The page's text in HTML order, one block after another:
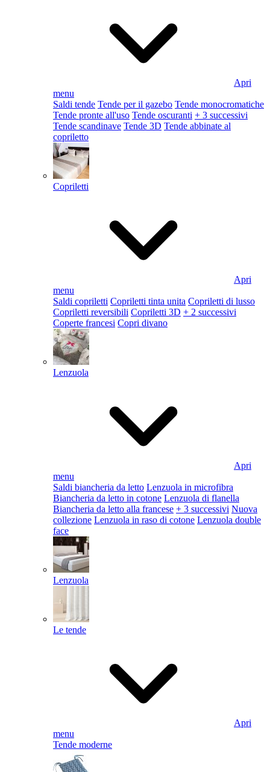
Apri
menu
Saldi tende Tende per il gazebo Tende monocromatiche
Tende pronte all'uso Tende oscuranti + 3 successivi
Tende scandinave Tende 3D Tende abbinate al
copriletto
Copriletti
Apri
menu
Saldi copriletti Copriletti tinta unita Copriletti di lusso
Copriletti reversibili Copriletti 3D + 2 successivi
Coperte francesi Copri divano
Lenzuola
Apri
menu
Saldi biancheria da letto Lenzuola in microfibra
Biancheria da letto in cotone Lenzuola di flanella
Biancheria da letto alla francese + 3 successivi Nuova
collezione Lenzuola in raso di cotone Lenzuola double
face
Lenzuola
Le tende
Apri
menu
Tende moderne